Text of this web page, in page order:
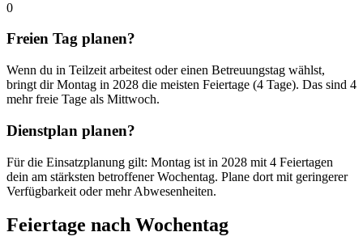
0
Freien Tag planen?
Wenn du in Teilzeit arbeitest oder einen Betreuungstag wählst,
bringt dir Montag in 2028 die meisten Feiertage (4 Tage). Das sind 4
mehr freie Tage als Mittwoch.
Dienstplan planen?
Für die Einsatzplanung gilt: Montag ist in 2028 mit 4 Feiertagen
dein am stärksten betroffener Wochentag. Plane dort mit geringerer
Verfügbarkeit oder mehr Abwesenheiten.
Feiertage nach Wochentag